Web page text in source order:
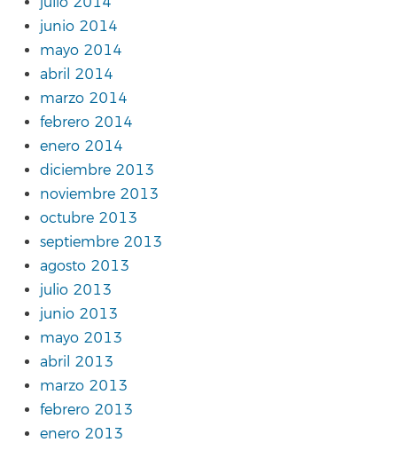
junio 2014
mayo 2014
abril 2014
marzo 2014
febrero 2014
enero 2014
diciembre 2013
noviembre 2013
octubre 2013
septiembre 2013
agosto 2013
julio 2013
junio 2013
mayo 2013
abril 2013
marzo 2013
febrero 2013
enero 2013